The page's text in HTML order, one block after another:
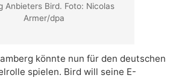
Anbieters Bird. Foto: Nicolas
Armer/dpa
könnte nun für den deutschen
spielen. Bird will seine E-